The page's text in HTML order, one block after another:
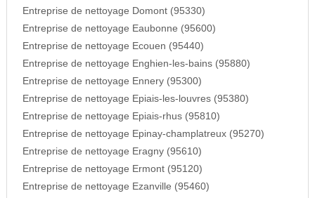
Entreprise de nettoyage Domont (95330)
Entreprise de nettoyage Eaubonne (95600)
Entreprise de nettoyage Ecouen (95440)
Entreprise de nettoyage Enghien-les-bains (95880)
Entreprise de nettoyage Ennery (95300)
Entreprise de nettoyage Epiais-les-louvres (95380)
Entreprise de nettoyage Epiais-rhus (95810)
Entreprise de nettoyage Epinay-champlatreux (95270)
Entreprise de nettoyage Eragny (95610)
Entreprise de nettoyage Ermont (95120)
Entreprise de nettoyage Ezanville (95460)